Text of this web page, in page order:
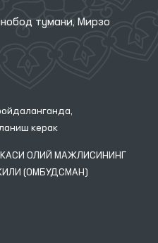
тумани, Мирзо
керак
ОЛИЙ МАЖЛИСИНИНГ
(ОМБУДСМАН)